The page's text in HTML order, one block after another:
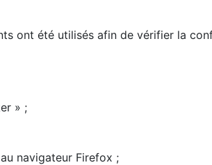
ont été utilisés afin de vérifier la
» ;
navigateur Firefox ;